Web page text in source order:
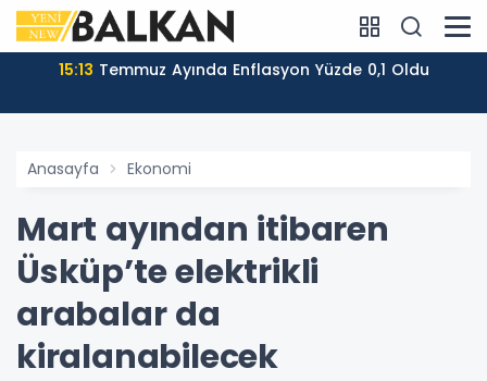
15:13 Temmuz Ayında Enflasyon Yüzde 0,1 Oldu
Anasayfa Ekonomi
Mart ayından itibaren
Üsküp’te elektrikli
arabalar da
kiralanabilecek